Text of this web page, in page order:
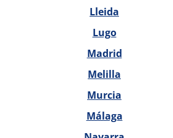
Lleida
Lugo
Madrid
Melilla
Murcia
Málaga